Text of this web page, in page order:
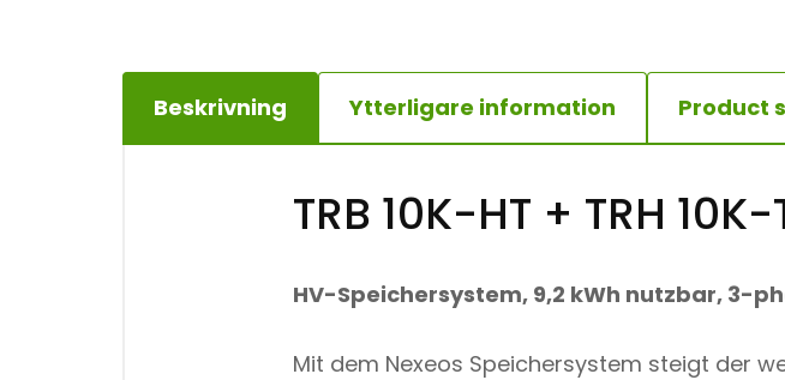
Beskrivning Ytterligare information Product
TRB 10K-HT + TRH 10K-
HV-Speichersystem, 9,2 kWh nutzbar, 3-
Mit dem Nexeos Speichersystem steigt der